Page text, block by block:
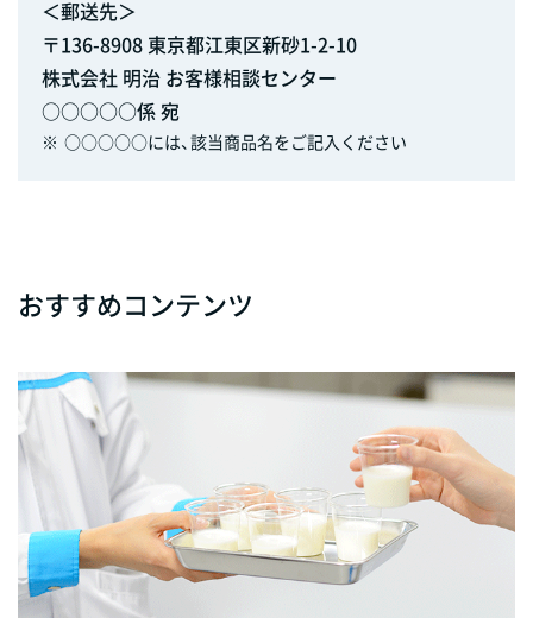
＜郵送先＞
〒136-8908 東京都江東区新砂1-2-10
株式会社 明治 お客様相談センター
○○○○○係 宛
※ ○○○○○には、該当商品名をご記入ください
おすすめコンテンツ